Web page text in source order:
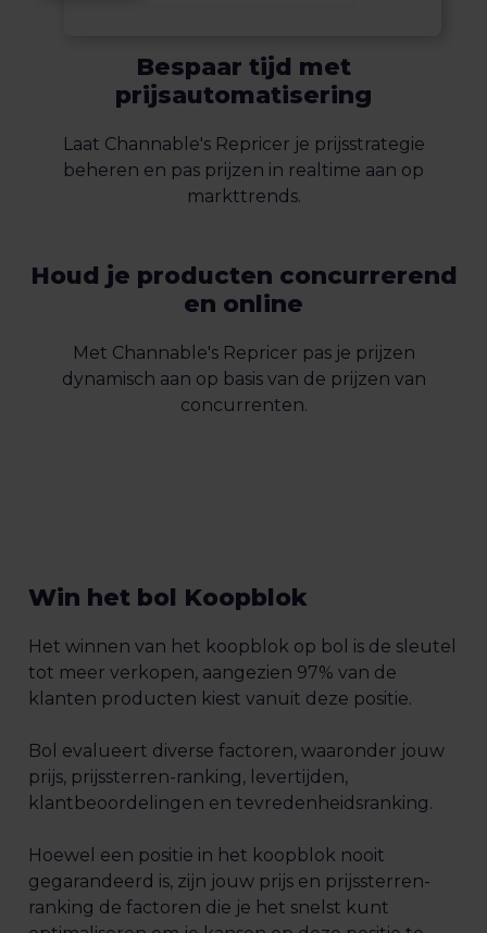
Bespaar tijd met
prijsautomatisering
Laat Channable's Repricer je prijsstrategie
beheren en pas prijzen in realtime aan op
markttrends.
Houd je producten concurrerend
en online
Met Channable's Repricer pas je prijzen
dynamisch aan op basis van de prijzen van
concurrenten.
Win het bol Koopblok
Het winnen van het koopblok op bol is de sleutel
tot meer verkopen, aangezien 97% van de
klanten producten kiest vanuit deze positie.
Bol evalueert diverse factoren, waaronder jouw
prijs, prijssterren-ranking, levertijden,
klantbeoordelingen en tevredenheidsranking.
Hoewel een positie in het koopblok nooit
gegarandeerd is, zijn jouw prijs en prijssterren-
ranking de factoren die je het snelst kunt